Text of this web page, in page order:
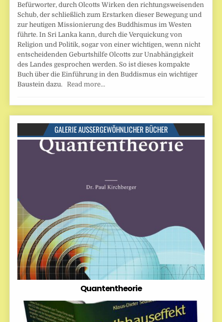
Befürworter, durch Olcotts Wirken den richtungsweisenden
Schub, der schließlich zum Erstarken dieser Bewegung und
zur heutigen Missionierung des Buddhismus im Westen
führte. In Sri Lanka kann, durch die Verquickung von
Religion und Politik, sogar von einer wichtigen, wenn nicht
entscheidenden Geburtshilfe Olcotts zur Unabhängigkeit
des Landes gesprochen werden. So ist dieses kompakte
Buch über die Einführung in den Buddismus ein wichtiger
Baustein dazu. Read more…
GALERIE AUSSERGEWÖHNLICHER BÜCHER
Quantentheorie